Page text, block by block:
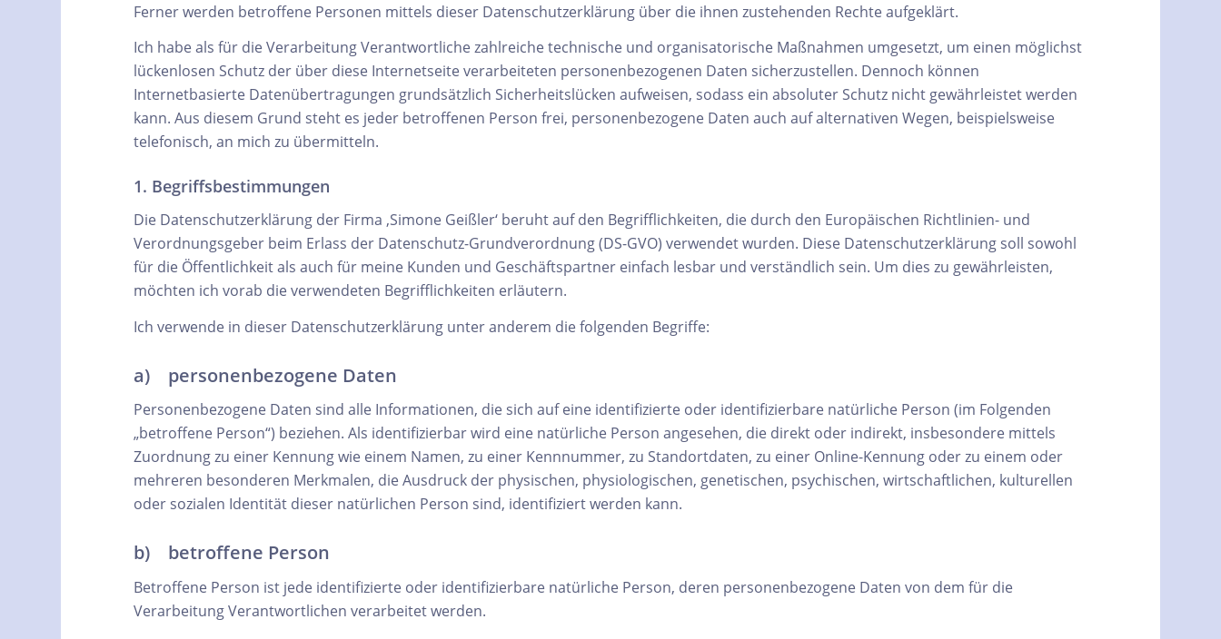
Ferner werden betroffene Personen mittels dieser Datenschutzerklärung über die ihnen zustehenden Rechte aufgeklärt.
Ich habe als für die Verarbeitung Verantwortliche zahlreiche technische und organisatorische Maßnahmen umgesetzt, um einen möglichst
lückenlosen Schutz der über diese Internetseite verarbeiteten personenbezogenen Daten sicherzustellen. Dennoch können
Internetbasierte Datenübertragungen grundsätzlich Sicherheitslücken aufweisen, sodass ein absoluter Schutz nicht gewährleistet werden
kann. Aus diesem Grund steht es jeder betroffenen Person frei, personenbezogene Daten auch auf alternativen Wegen, beispielsweise
telefonisch, an mich zu übermitteln.
1. Begriffsbestimmungen
Die Datenschutzerklärung der Firma ‚Simone Geißler‘ beruht auf den Begrifflichkeiten, die durch den Europäischen Richtlinien- und
Verordnungsgeber beim Erlass der Datenschutz-Grundverordnung (DS-GVO) verwendet wurden. Diese Datenschutzerklärung soll sowohl
für die Öffentlichkeit als auch für meine Kunden und Geschäftspartner einfach lesbar und verständlich sein. Um dies zu gewährleisten,
möchten ich vorab die verwendeten Begrifflichkeiten erläutern.
Ich verwende in dieser Datenschutzerklärung unter anderem die folgenden Begriffe:
a) personenbezogene Daten
Personenbezogene Daten sind alle Informationen, die sich auf eine identifizierte oder identifizierbare natürliche Person (im Folgenden
„betroffene Person“) beziehen. Als identifizierbar wird eine natürliche Person angesehen, die direkt oder indirekt, insbesondere mittels
Zuordnung zu einer Kennung wie einem Namen, zu einer Kennnummer, zu Standortdaten, zu einer Online-Kennung oder zu einem oder
mehreren besonderen Merkmalen, die Ausdruck der physischen, physiologischen, genetischen, psychischen, wirtschaftlichen, kulturellen
oder sozialen Identität dieser natürlichen Person sind, identifiziert werden kann.
b) betroffene Person
Betroffene Person ist jede identifizierte oder identifizierbare natürliche Person, deren personenbezogene Daten von dem für die
Verarbeitung Verantwortlichen verarbeitet werden.